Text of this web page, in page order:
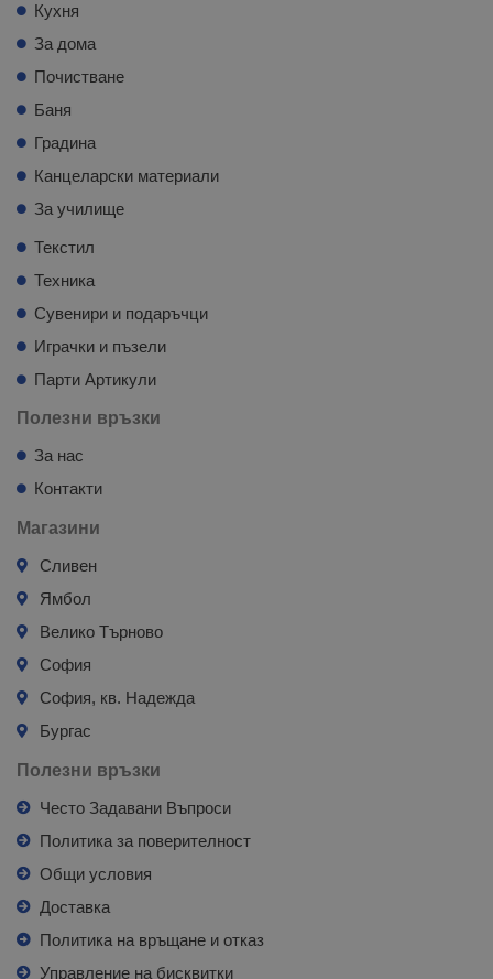
Кухня
За дома
Почистване
Баня
Градина
Канцеларски материали
За училище
Текстил
Техника
Сувенири и подаръчци
Играчки и пъзели
Парти Артикули
Полезни връзки
За нас
Контакти
Магазини
Сливен
Ямбол
Велико Търново
София
София, кв. Надежда
Бургас
Полезни връзки
Често Задавани Въпроси
Политика за поверителност
Общи условия
Доставка
Политика на връщане и отказ
Управление на бисквитки